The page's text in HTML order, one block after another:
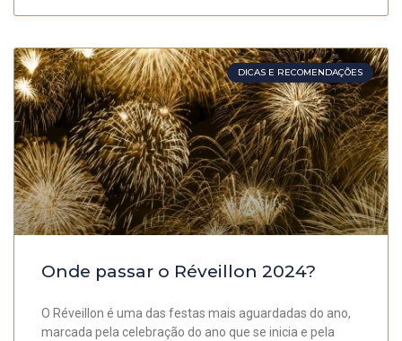
DICAS E RECOMENDAÇÕES
Onde passar o Réveillon 2024?
O Réveillon é uma das festas mais aguardadas do ano,
marcada pela celebração do ano que se inicia e pela